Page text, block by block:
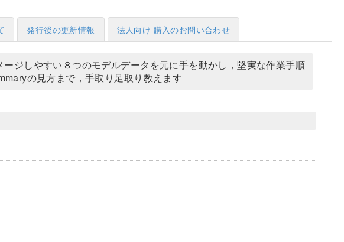
発行後の更新情報 法人向け 購入のお問い合わせ
ジしやすい８つのモデルデータを元に手を動かし，堅実な作業手順
の見方まで，手取り足取り教えます